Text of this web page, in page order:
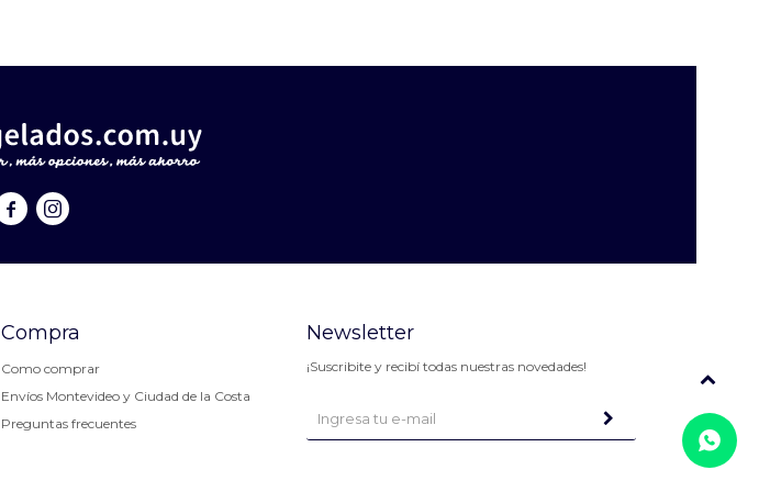
 
Compra
Como comprar
Envíos Montevideo y Ciudad de la Costa
Preguntas frecuentes
Newsletter
¡Suscribite y recibí todas nuestras novedades!